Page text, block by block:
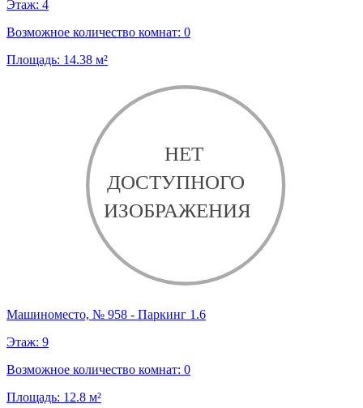
Этаж: 4
Возможное количество комнат: 0
Площадь: 14.38 м²
Машиноместо, № 958 - Паркинг 1.6
Этаж: 9
Возможное количество комнат: 0
Площадь: 12.8 м²